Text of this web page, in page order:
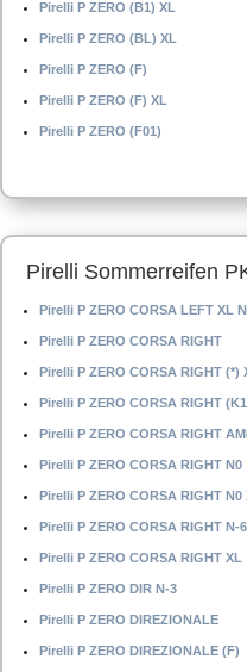
Pirelli P ZERO (B1) XL
Pirelli P ZERO (BL) XL
Pirelli P ZERO (F)
Pirelli P ZERO (F) XL
Pirelli P ZERO (F01)
Pirelli Sommerreifen
Pirelli P ZERO CORSA LEFT XL
Pirelli P ZERO CORSA RIGHT
Pirelli P ZERO CORSA RIGHT (*)
Pirelli P ZERO CORSA RIGHT
Pirelli P ZERO CORSA RIGHT
Pirelli P ZERO CORSA RIGHT N0
Pirelli P ZERO CORSA RIGHT N0
Pirelli P ZERO CORSA RIGHT N-
Pirelli P ZERO CORSA RIGHT XL
Pirelli P ZERO DIR N-3
Pirelli P ZERO DIREZIONALE
Pirelli P ZERO DIREZIONALE (F)